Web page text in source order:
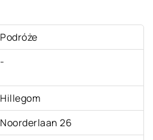
Podróże
-
Hillegom
Noorderlaan 26